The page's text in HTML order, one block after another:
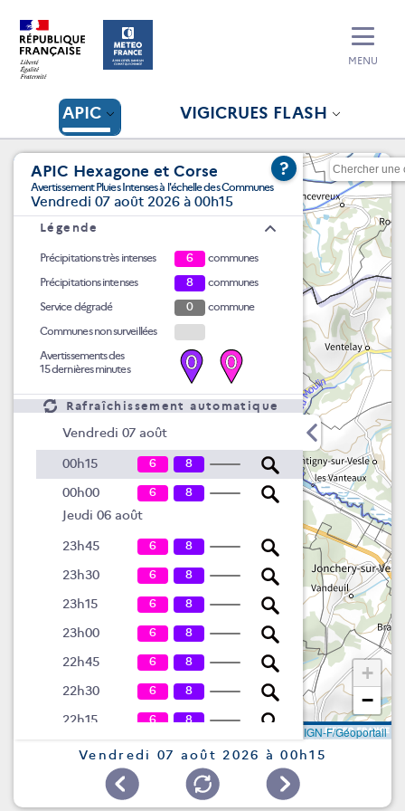
APIC VIGICRUES FLASH
MENU
APIC Hexagone et Corse
Avertissement Pluies Intenses à l'échelle des Communes
Vendredi 07 août 2026 à 00h15
?
Légende
Précipitations très intenses 6
communes
Précipitations intenses
8
communes
Service dégradé
0
commune
Communes non surveillées
Avertissements des
15 dernières minutes
0 0
Rafraîchissement automatique
Vendredi 07 août
00h15 6 8
00h00 6 8
Jeudi 06 août
23h45 6 8
23h30 6 8
23h15 6 8
23h00 6 8
22h45 6 8
22h30 6 8
22h15 6 8
22h00
8
21h30 6 8
+
−
IGN-F/Géoportail
Vendredi 07 août 2026 à 00h15